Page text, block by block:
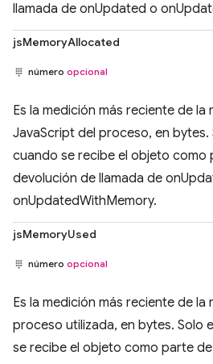
llamada de onUpdated o
jsMemoryAllocated
número opcional
Es la medición más reciente de la
JavaScript del proceso, en
cuando se recibe el objeto como
devolución de llamada de
onUpdatedWithMemory.
jsMemoryUsed
número opcional
Es la medición más reciente de la
proceso utilizada, en bytes. Solo
se recibe el objeto como parte